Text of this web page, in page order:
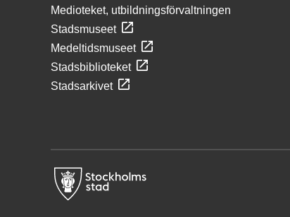
Medioteket, utbildningsförvaltningen
Stadsmuseet
Medeltidsmuseet
Stadsbiblioteket
Stadsarkivet